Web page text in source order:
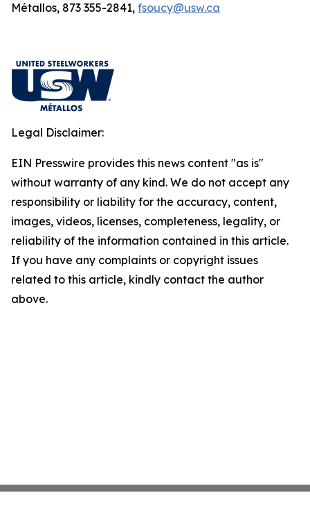
Métallos, 873 355-2841, fsoucy@usw.ca
Legal Disclaimer:
EIN Presswire provides this news content "as is"
without warranty of any kind. We do not accept any
responsibility or liability for the accuracy, content,
images, videos, licenses, completeness, legality, or
reliability of the information contained in this article.
If you have any complaints or copyright issues
related to this article, kindly contact the author
above.